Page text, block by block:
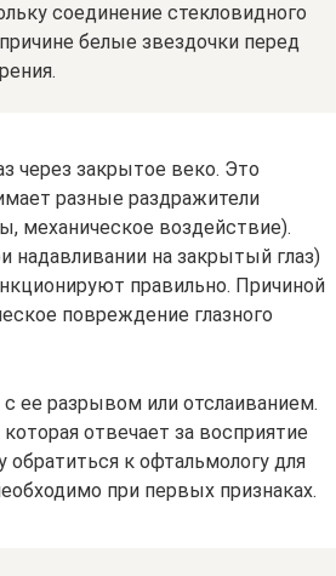
соединение стекловидного
белые звездочки перед
через закрытое веко. Это
разные раздражители
механическое воздействие).
надавливании на закрытый глаз)
правильно. Причиной
повреждение глазного
ее разрывом или отслаиванием.
отвечает за восприятие
обратиться к офтальмологу для
при первых признаках.